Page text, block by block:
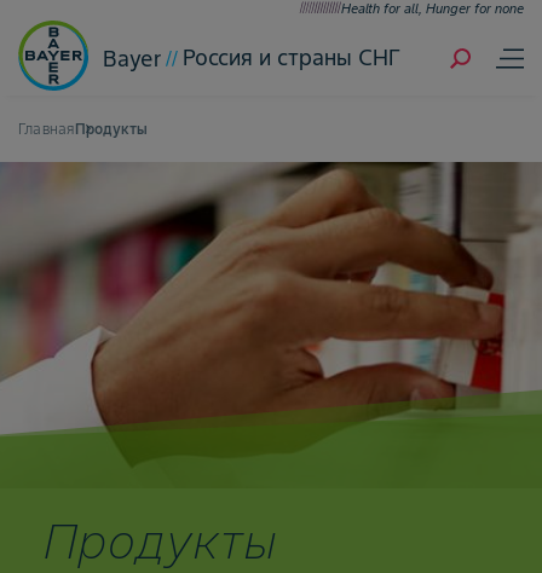
Health for all, Hunger for none
Bayer Россия и страны СНГ
ГлавнаяПродукты
Продукты